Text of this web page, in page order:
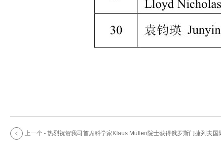
上一个 - 热烈祝贺我司首席科学家Klaus Müllen院士获得俄罗斯门捷列夫国